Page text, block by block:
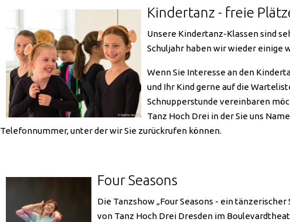
Kindertanz - freie
Unsere Kindertanz-Klassen sind
Schuljahr haben wir wieder einige
Wenn Sie Interesse an den
und Ihr Kind gerne auf die
Schnupperstunde vereinbaren
Tanz Hoch Drei in der Sie uns
Telefonnummer, unter der wir Sie zurückrufen können.
Four Seasons
Die Tanzshow „Four Seasons - ein
von Tanz Hoch Drei Dresden im